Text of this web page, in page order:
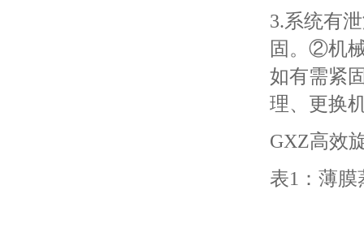
3.系统有
固。②机
如有需紧
理、更换
GXZ高效
表1：薄